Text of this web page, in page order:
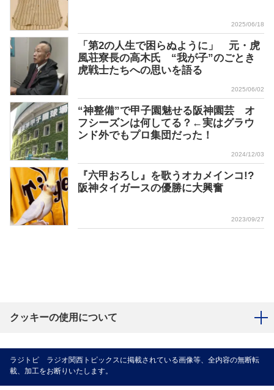
2025/06/18
「第2の人生で困らぬように」 元・虎
風荘寮長の高木氏 “我が子”のごとき
虎戦士たちへの思いを語る
2025/06/02
“神整備”で甲子園魅せる阪神園芸 オ
フシーズンは何してる？←実はグラウ
ンド外でもプロ集団だった！
2024/12/03
『六甲おろし』を歌うオカメインコ!?
阪神タイガースの優勝に大興奮
2023/09/27
クッキーの使用について
ラジトピ ラジオ関西トピックスに掲載されている画像等、全内容の無断転
載、加工をお断りいたします。